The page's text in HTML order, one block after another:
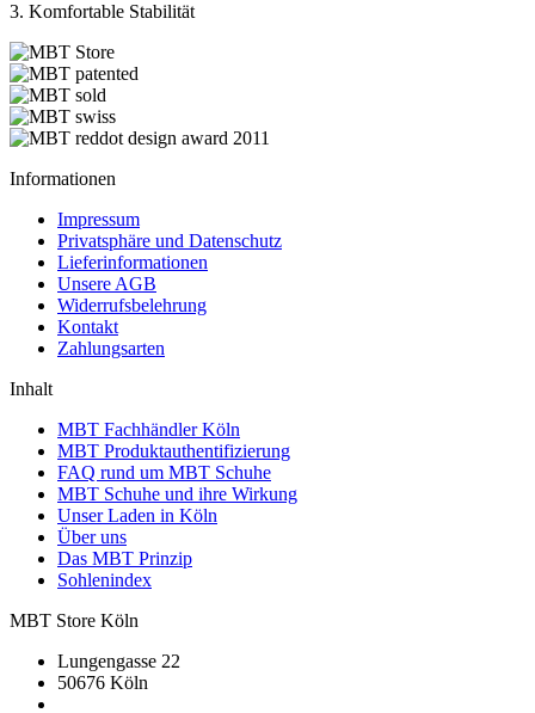
3. Komfortable Stabilität
Informationen
Impressum
Privatsphäre und Datenschutz
Lieferinformationen
Unsere AGB
Widerrufsbelehrung
Kontakt
Zahlungsarten
Inhalt
MBT Fachhändler Köln
MBT Produktauthentifizierung
FAQ rund um MBT Schuhe
MBT Schuhe und ihre Wirkung
Unser Laden in Köln
Über uns
Das MBT Prinzip
Sohlenindex
MBT Store Köln
Lungengasse 22
50676 Köln